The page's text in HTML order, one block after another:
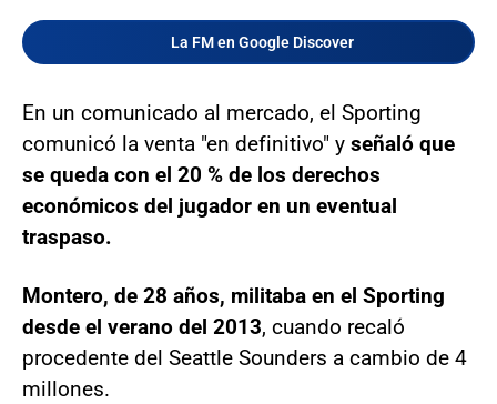
La FM en Google Discover
En un comunicado al mercado, el Sporting
comunicó la venta "en definitivo" y señaló que
se queda con el 20 % de los derechos
económicos del jugador en un eventual
traspaso.
Montero, de 28 años, militaba en el Sporting
desde el verano del 2013, cuando recaló
procedente del Seattle Sounders a cambio de 4
millones.